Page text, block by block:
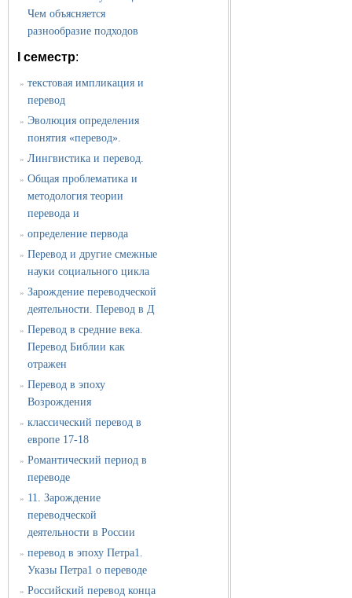
Чем объясняется
разнообразие подходов
I семестр:
» текстовая импликация и
перевод
» Эволюция определения
понятия «перевод».
» Лингвистика и перевод.
» Общая проблематика и
методология теории
перевода и
» определение первода
» Перевод и другие смежные
науки социального цикла
» Зарождение переводческой
деятельности. Перевод в Д
» Перевод в средние века.
Перевод Библии как
отражен
» Перевод в эпоху
Возрождения
» классический перевод в
европе 17-18
» Романтический период в
переводе
» 11. Зарождение
переводческой
деятельности в России
» перевод в эпоху Петра1.
Указы Петра1 о переводе
» Российский перевод конца